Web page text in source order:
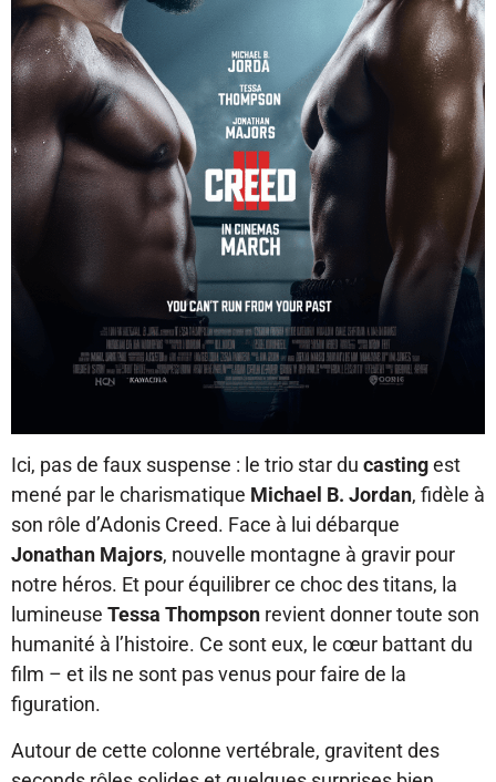
Ici, pas de faux suspense : le trio star du castingest
mené par le charismatique Michael B. Jordan, fidèle à
son rôle d’Adonis Creed. Face à lui débarque
Jonathan Majors, nouvelle montagne à gravir pour
notre héros. Et pour équilibrer ce choc des titans, la
lumineuse Tessa Thompson revient donner toute son
humanité à l’histoire. Ce sont eux, le cœur battant du
film – et ils ne sont pas venus pour faire de la
figuration.
Autour de cette colonne vertébrale, gravitent des